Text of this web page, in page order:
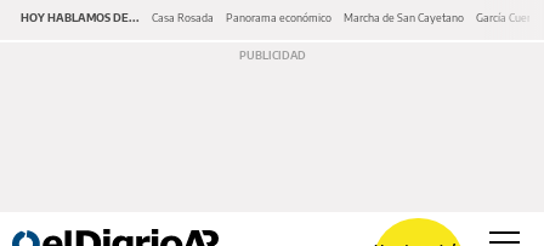
HOY HABLAMOS DE... Casa Rosada Panorama económico Marcha de San Cayetano García Cuerva